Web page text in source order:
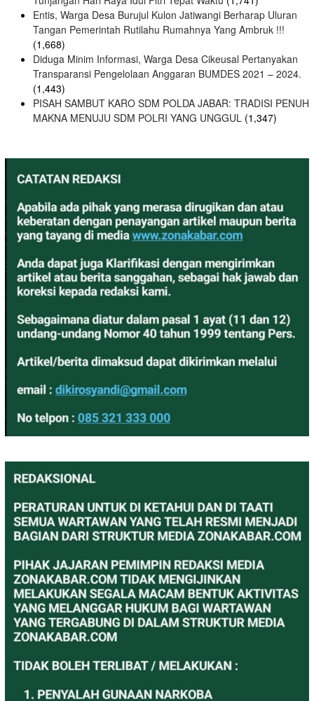
Entis, Warga Desa Burujul Kulon Jatiwangi Berharap Uluran
Tangan Pemerintah Rutilahu Rumahnya Yang Ambruk !!!
(1,668)
Diduga Minim Informasi, Warga Desa Cikeusal Pertanyakan
Transparansi Pengelolaan Anggaran BUMDES 2021 – 2024.
(1,443)
PISAH SAMBUT KARO SDM POLDA JABAR: TRADISI PENUH
MAKNA MENUJU SDM POLRI YANG UNGGUL (1,347)